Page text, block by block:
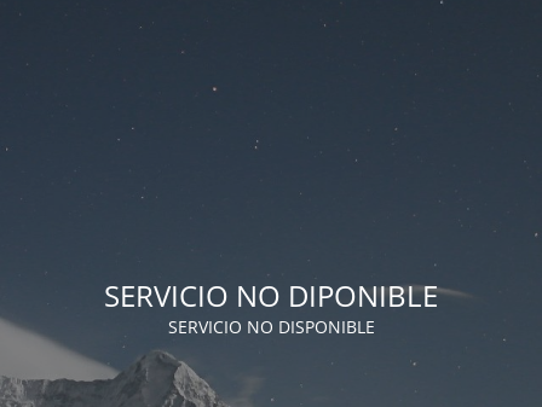
SERVICIO NO DIPONIBLE
SERVICIO NO DISPONIBLE